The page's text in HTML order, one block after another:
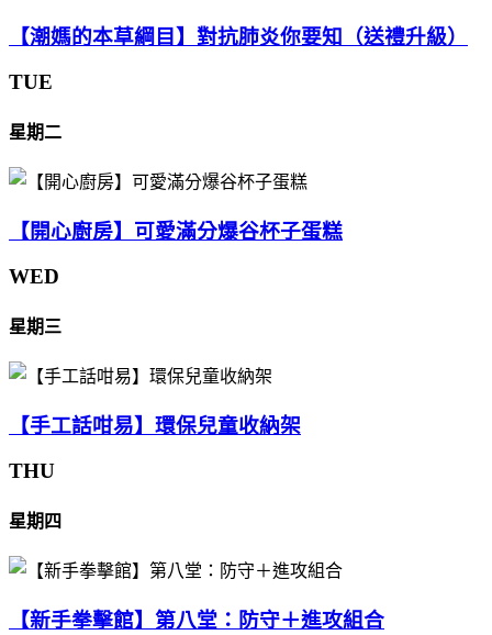
【潮媽的本草綱目】對抗肺炎你要知（送禮升級）
TUE
星期二
【開心廚房】可愛滿分爆谷杯子蛋糕
WED
星期三
【手工話咁易】環保兒童收納架
THU
星期四
【新手拳擊館】第八堂：防守＋進攻組合